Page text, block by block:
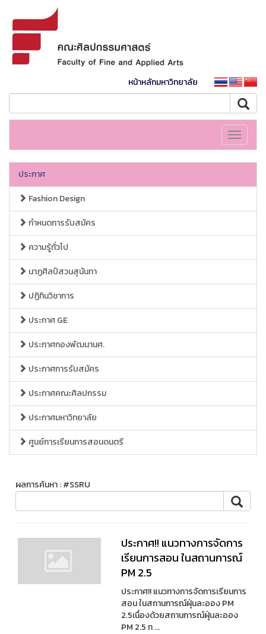
หน้าหลักมหาวิทยาลัย
Toggle
ประกาศ
Fashion Design
กำหนดการรับสมัคร
ความรู้ทั่วไป
นาฏศิลป์สวนสุนันทา
ปฏิทินวิชาการ
ประกาศ GE
ประกาศกองพัฒนานศ.
ประกาศการรับสมัคร
ประกาศคณะศิลปกรรม
ประกาศมหาวิทยาลัย
ศูนย์การเรียนการสอนดนตรี
ผลการค้นหา : #SSRU
ประกาศ!! แนวทางการจัดการ
เรียนการสอน ในสถานการณ์
PM 2.5
ประกาศ!! แนวทางการจัดการเรียนการ
สอน ในสถานการณ์ฝุ่นละออง PM
2.5เนื่องด้วยสถานการณ์ฝุ่นละออง
PM 2.5 ท ...